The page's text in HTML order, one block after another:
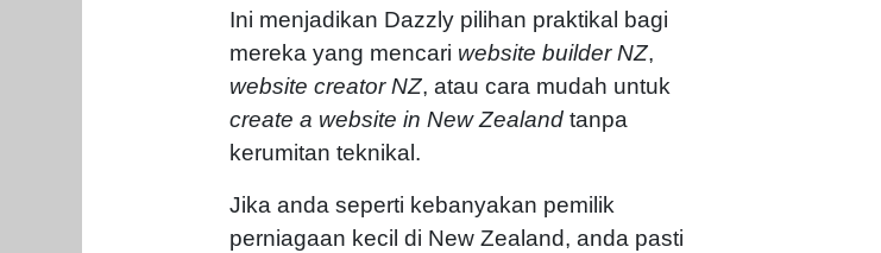
Ini menjadikan Dazzly pilihan praktikal bagi
mereka yang mencari website builder NZ,
website creator NZ, atau cara mudah untuk
create a website in New Zealand tanpa
kerumitan teknikal.
Jika anda seperti kebanyakan pemilik
perniagaan kecil di New Zealand, anda pasti